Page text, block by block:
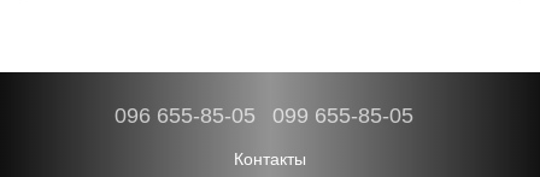
096 655-85-05 099 655-85-05
Контакты